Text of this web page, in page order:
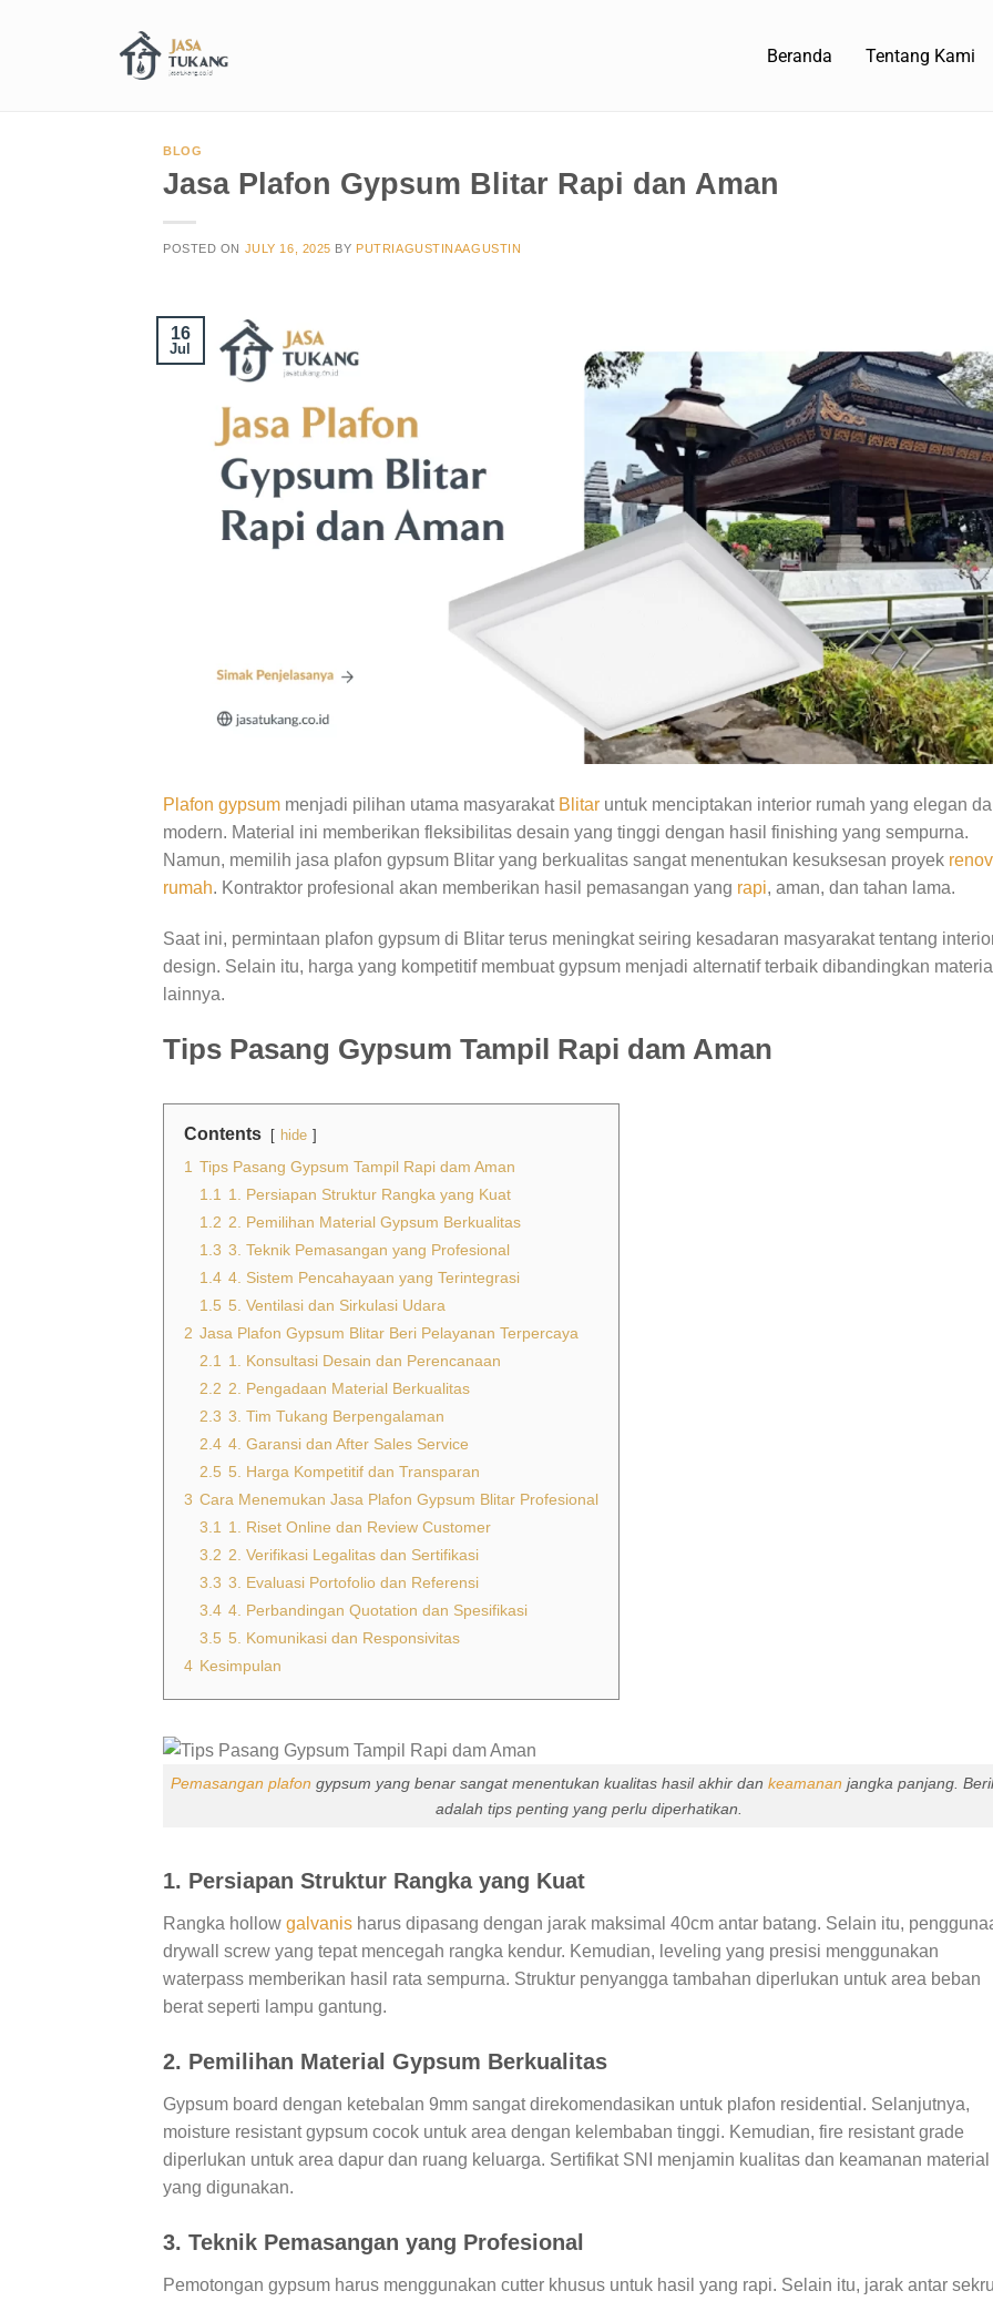
Beranda Tentang Kami
BLOG
Jasa Plafon Gypsum Blitar Rapi dan Aman
POSTED ON JULY 16, 2025 BY PUTRIAGUSTINAAGUSTIN
16
Jul
Plafon gypsum menjadi pilihan utama masyarakat Blitar untuk menciptakan interior rumah yang elegan
modern. Material ini memberikan fleksibilitas desain yang tinggi dengan hasil finishing yang sempurna.
Namun, memilih jasa plafon gypsum Blitar yang berkualitas sangat menentukan kesuksesan proyek
rumah. Kontraktor profesional akan memberikan hasil pemasangan yang rapi, aman, dan tahan lama.
Saat ini, permintaan plafon gypsum di Blitar terus meningkat seiring kesadaran masyarakat tentang
design. Selain itu, harga yang kompetitif membuat gypsum menjadi alternatif terbaik dibandingkan
lainnya.
Tips Pasang Gypsum Tampil Rapi dam Aman
Contents hide
1 Tips Pasang Gypsum Tampil Rapi dam Aman
1.1
1. Persiapan Struktur Rangka yang Kuat
1.2 2. Pemilihan Material Gypsum Berkualitas
1.3 3. Teknik Pemasangan yang Profesional
1.4 4. Sistem Pencahayaan yang Terintegrasi
1.5 5. Ventilasi dan Sirkulasi Udara
2 Jasa Plafon Gypsum Blitar Beri Pelayanan Terpercaya
2.1
1. Konsultasi Desain dan Perencanaan
2.2 2. Pengadaan Material Berkualitas
2.3 3. Tim Tukang Berpengalaman
2.4 4. Garansi dan After Sales Service
2.5 5. Harga Kompetitif dan Transparan
3 Cara Menemukan Jasa Plafon Gypsum Blitar Profesional
3.1
1. Riset Online dan Review Customer
3.2 2. Verifikasi Legalitas dan Sertifikasi
3.3 3. Evaluasi Portofolio dan Referensi
3.4 4. Perbandingan Quotation dan Spesifikasi
3.5 5. Komunikasi dan Responsivitas
4 Kesimpulan
Pemasangan plafon gypsum yang benar sangat menentukan kualitas hasil akhir dan keamanan jangka panjang.
adalah tips penting yang perlu diperhatikan.
1. Persiapan Struktur Rangka yang Kuat
Rangka hollow galvanis harus dipasang dengan jarak maksimal 40cm antar batang. Selain itu,
drywall screw yang tepat mencegah rangka kendur. Kemudian, leveling yang presisi menggunakan
waterpass memberikan hasil rata sempurna. Struktur penyangga tambahan diperlukan untuk area beban
berat seperti lampu gantung.
2. Pemilihan Material Gypsum Berkualitas
Gypsum board dengan ketebalan 9mm sangat direkomendasikan untuk plafon residential. Selanjutnya,
moisture resistant gypsum cocok untuk area dengan kelembaban tinggi. Kemudian, fire resistant grade
diperlukan untuk area dapur dan ruang keluarga. Sertifikat SNI menjamin kualitas dan keamanan material
yang digunakan.
3. Teknik Pemasangan yang Profesional
Pemotongan gypsum harus menggunakan cutter khusus untuk hasil yang rapi. Selain itu, jarak antar